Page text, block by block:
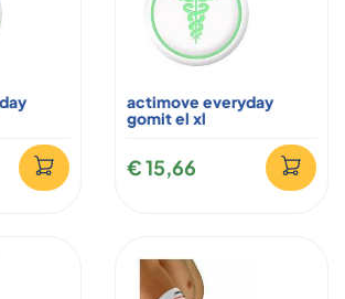
actimove everyday
gomit el xl
€ 15,66